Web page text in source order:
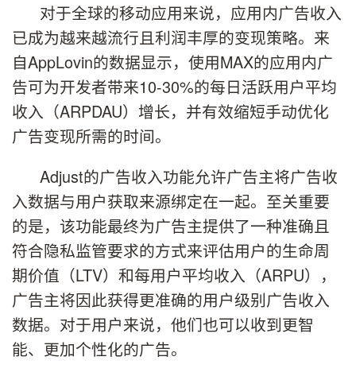
对于全球的移动应用来说，应用内广告收入
已成为越来越流行且利润丰厚的变现策略。来
自AppLovin的数据显示，使用MAX的应用内广
告可为开发者带来10-30%的每日活跃用户平均
收入（ARPDAU）增长，并有效缩短手动优化
广告变现所需的时间。
Adjust的广告收入功能允许广告主将广告收
入数据与用户获取来源绑定在一起。至关重要
的是，该功能最终为广告主提供了一种准确且
符合隐私监管要求的方式来评估用户的生命周
期价值（LTV）和每用户平均收入（ARPU），
广告主将因此获得更准确的用户级别广告收入
数据。对于用户来说，他们也可以收到更智
能、更加个性化的广告。